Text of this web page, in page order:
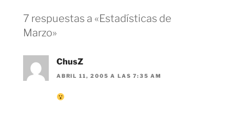
7 respuestas a «Estadísticas de
Marzo»
ChusZ
ABRIL 11, 2005 A LAS 7:35 AM